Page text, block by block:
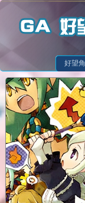
好望角